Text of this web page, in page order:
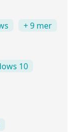
+ 9 mer
10